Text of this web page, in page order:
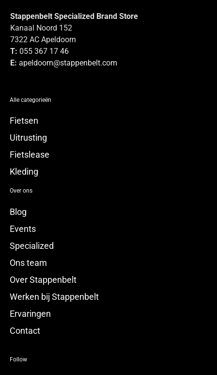
Stappenbelt Specialized Brand Store
Kanaal Noord 152
7322 AC Apeldoorn
T: 055 367 17 46
E: apeldoorn@stappenbelt.com
Alle categorieën
Fietsen
Uitrusting
Fietslease
Kleding
Over ons
Blog
Events
Specialized
Ons team
Over Stappenbelt
Werken bij Stappenbelt
Ervaringen
Contact
Follow